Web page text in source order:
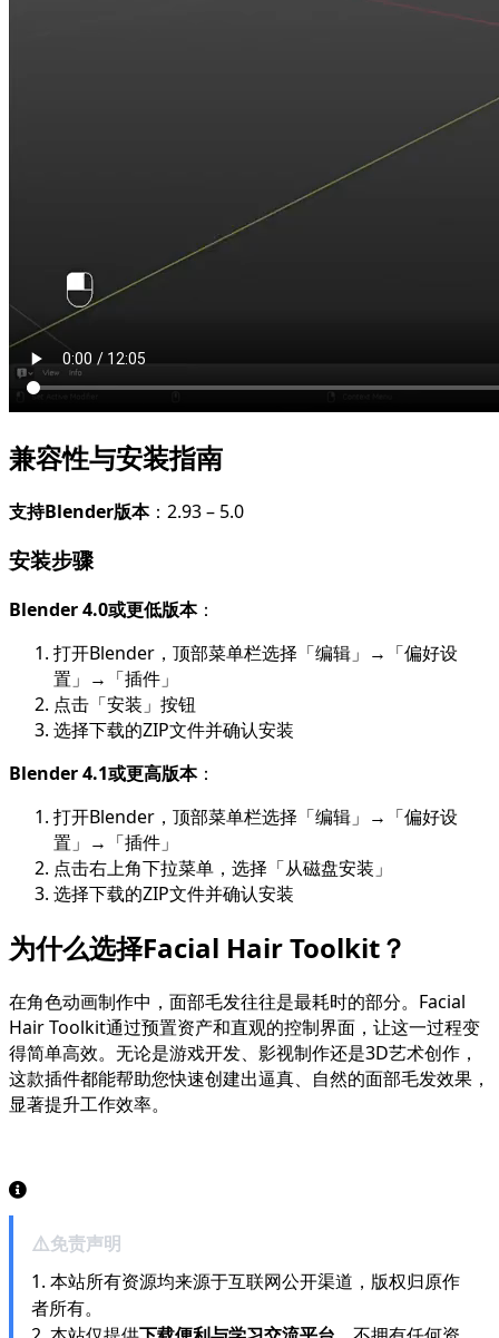
兼容性与安装指南
支持Blender版本：2.93 – 5.0
安装步骤
Blender 4.0或更低版本：
打开Blender，顶部菜单栏选择「编辑」→「偏好设
置」→「插件」
点击「安装」按钮
选择下载的ZIP文件并确认安装
Blender 4.1或更高版本：
打开Blender，顶部菜单栏选择「编辑」→「偏好设
置」→「插件」
点击右上角下拉菜单，选择「从磁盘安装」
选择下载的ZIP文件并确认安装
为什么选择Facial Hair Toolkit？
在角色动画制作中，面部毛发往往是最耗时的部分。Facial
Hair Toolkit通过预置资产和直观的控制界面，让这一过程变
得简单高效。无论是游戏开发、影视制作还是3D艺术创作，
这款插件都能帮助您快速创建出逼真、自然的面部毛发效果，
显著提升工作效率。
⚠️免责声明
1. 本站所有资源均来源于互联网公开渠道，版权归原作
者所有。